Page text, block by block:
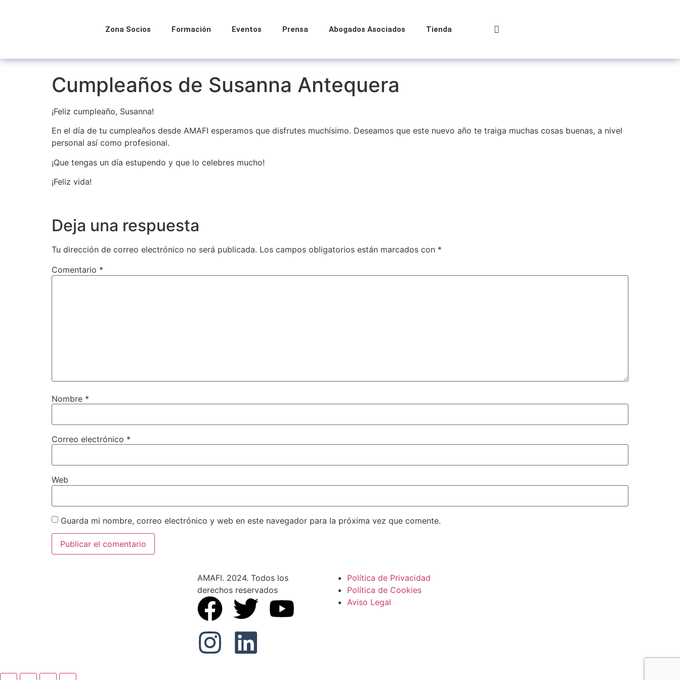
Zona Socios Formación Eventos Prensa Abogados Asociados Tienda
Cumpleaños de Susanna Antequera
¡Feliz cumpleaño, Susanna!
En el día de tu cumpleaños desde AMAFI esperamos que disfrutes muchísimo. Deseamos que este nuevo año te traiga muchas cosas buenas, a nivel
personal así como profesional.
¡Que tengas un día estupendo y que lo celebres mucho!
¡Feliz vida!
Deja una respuesta
Tu dirección de correo electrónico no será publicada. Los campos obligatorios están marcados con *
Comentario *
Nombre *
Correo electrónico *
Web
Guarda mi nombre, correo electrónico y web en este navegador para la próxima vez que comente.
AMAFI. 2024. Todos los
derechos reservados
Política de Privacidad
Política de Cookies
Aviso Legal